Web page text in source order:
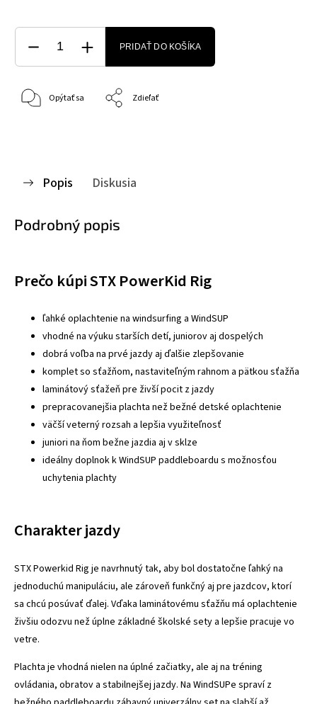
PRIDAŤ DO KOŠÍKA
Opýtať sa Zdieľať
Popis Diskusia
Podrobný popis
Prečo kúpi STX PowerKid Rig
ľahké oplachtenie na windsurfing a WindSUP
vhodné na výuku starších detí, juniorov aj dospelých
dobrá voľba na prvé jazdy aj ďalšie zlepšovanie
komplet so sťažňom, nastaviteľným rahnom a pätkou sťažňa
laminátový sťažeň pre živší pocit z jazdy
prepracovanejšia plachta než bežné detské oplachtenie
väčší veterný rozsah a lepšia využiteľnosť
juniori na ňom bežne jazdia aj v sklze
ideálny doplnok k WindSUP paddleboardu s možnosťou
uchytenia plachty
Charakter jazdy
STX Powerkid Rig je navrhnutý tak, aby bol dostatočne ľahký na
jednoduchú manipuláciu, ale zároveň funkčný aj pre jazdcov, ktorí
sa chcú posúvať ďalej. Vďaka laminátovému sťažňu má oplachtenie
živšiu odozvu než úplne základné školské sety a lepšie pracuje vo
vetre.
Plachta je vhodná nielen na úplné začiatky, ale aj na tréning
ovládania, obratov a stabilnejšej jazdy. Na WindSUPe spraví z